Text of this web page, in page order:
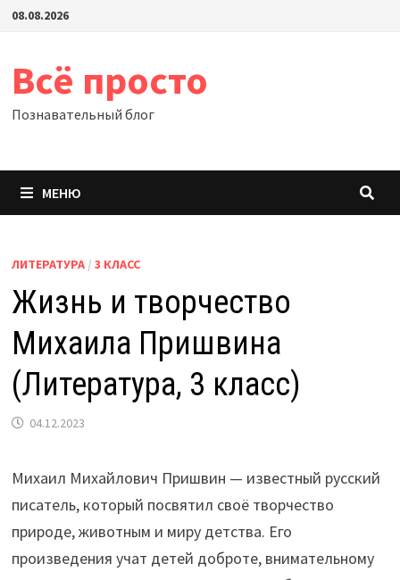
Перейти
08.08.2026
Всё просто
Познавательный блог
МЕНЮ
ЛИТЕРАТУРА/ 3 КЛАСС
Жизнь и творчество
Михаила Пришвина
(Литература, 3 класс)
04.12.2023
Михаил Михайлович Пришвин — известный русский
писатель, который посвятил своё творчество
природе, животным и миру детства. Его
произведения учат детей доброте, внимательному